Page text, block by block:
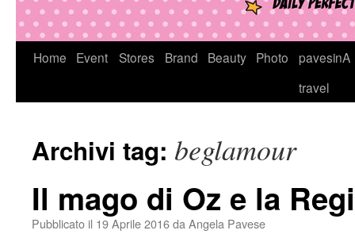
VaiHome Event Stores Brand Beauty Photo
pavesinA
travel
Archivi tag: beglamour
Il mago di Oz e la
Pubblicato il 19 Aprile 2016da Angela Pavese